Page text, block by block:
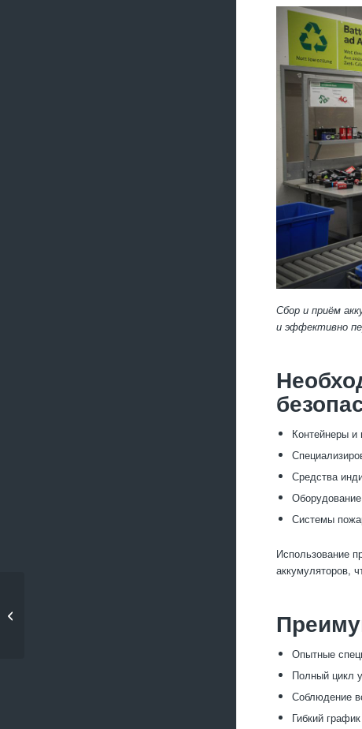
Сбор и приём
и эффективно
Контейнеры и
Средства
Системы
Использование
аккумуляторов,
Опытные
Полный цикл
Соблюдение
Гибкий